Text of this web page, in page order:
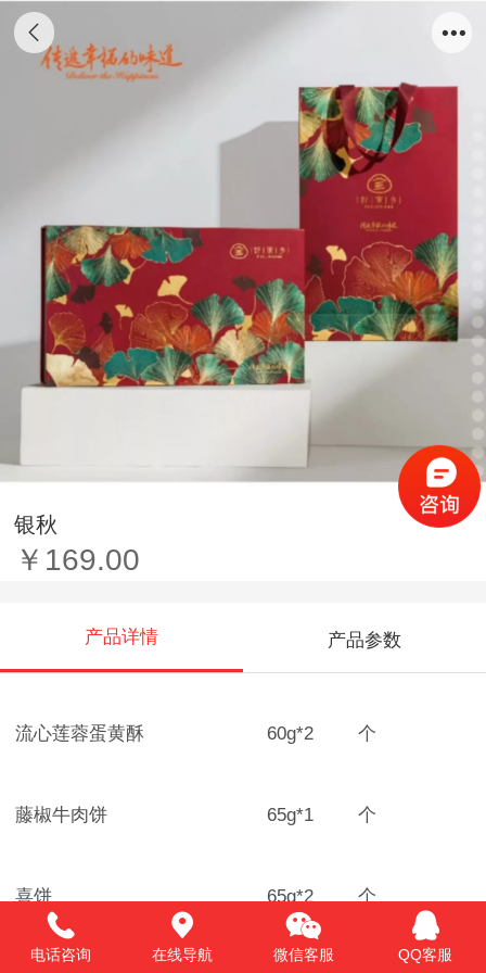
银秋
￥169.00
产品详情 产品参数
流心莲蓉蛋黄酥 60g*2 个
470g
藤椒牛肉饼 65g*1 个
喜饼 65g*2 个
电话咨询 在线导航 微信客服 QQ客服